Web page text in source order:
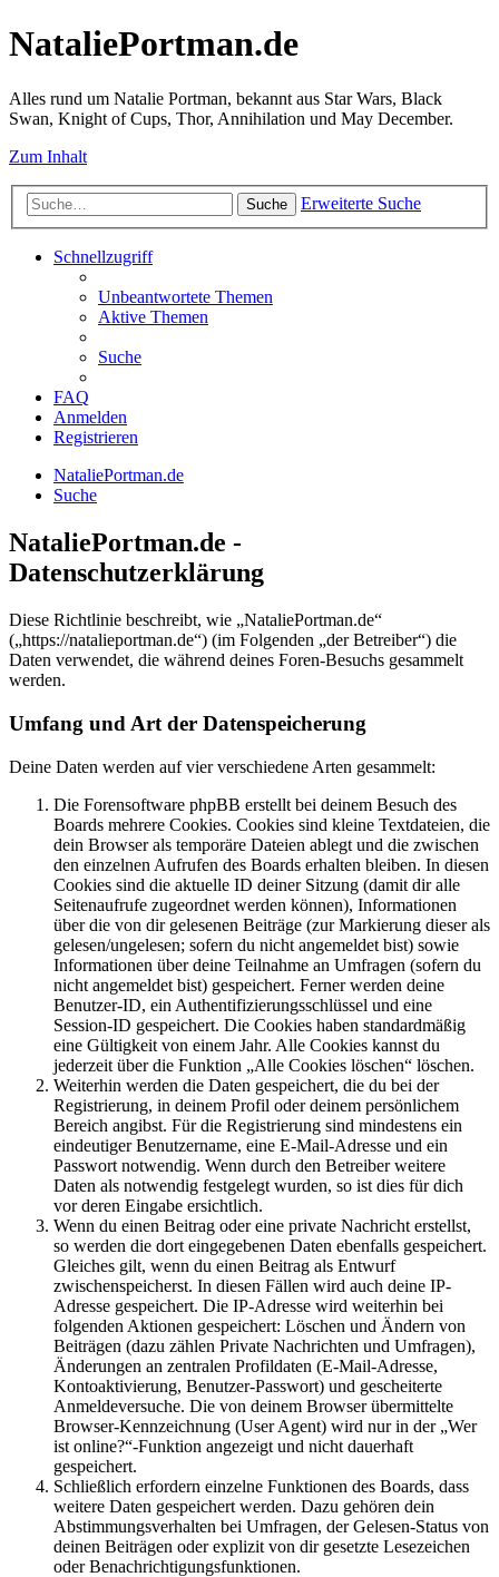
NataliePortman.de
Alles rund um Natalie Portman, bekannt aus Star Wars, Black
Swan, Knight of Cups, Thor, Annihilation und May December.
Zum Inhalt
Suche Erweiterte Suche
Schnellzugriff
Unbeantwortete Themen
Aktive Themen
Suche
FAQ
Anmelden
Registrieren
NataliePortman.de
Suche
NataliePortman.de -
Datenschutzerklärung
Diese Richtlinie beschreibt, wie „NataliePortman.de“
(„https://natalieportman.de“) (im Folgenden „der Betreiber“) die
Daten verwendet, die während deines Foren-Besuchs gesammelt
werden.
Umfang und Art der Datenspeicherung
Deine Daten werden auf vier verschiedene Arten gesammelt:
Die Forensoftware phpBB erstellt bei deinem Besuch des
Boards mehrere Cookies. Cookies sind kleine Textdateien, die
dein Browser als temporäre Dateien ablegt und die zwischen
den einzelnen Aufrufen des Boards erhalten bleiben. In diesen
Cookies sind die aktuelle ID deiner Sitzung (damit dir alle
Seitenaufrufe zugeordnet werden können), Informationen
über die von dir gelesenen Beiträge (zur Markierung dieser als
gelesen/ungelesen; sofern du nicht angemeldet bist) sowie
Informationen über deine Teilnahme an Umfragen (sofern du
nicht angemeldet bist) gespeichert. Ferner werden deine
Benutzer-ID, ein Authentifizierungsschlüssel und eine
Session-ID gespeichert. Die Cookies haben standardmäßig
eine Gültigkeit von einem Jahr. Alle Cookies kannst du
jederzeit über die Funktion „Alle Cookies löschen“ löschen.
Weiterhin werden die Daten gespeichert, die du bei der
Registrierung, in deinem Profil oder deinem persönlichem
Bereich angibst. Für die Registrierung sind mindestens ein
eindeutiger Benutzername, eine E-Mail-Adresse und ein
Passwort notwendig. Wenn durch den Betreiber weitere
Daten als notwendig festgelegt wurden, so ist dies für dich
vor deren Eingabe ersichtlich.
Wenn du einen Beitrag oder eine private Nachricht erstellst,
so werden die dort eingegebenen Daten ebenfalls gespeichert.
Gleiches gilt, wenn du einen Beitrag als Entwurf
zwischenspeicherst. In diesen Fällen wird auch deine IP-
Adresse gespeichert. Die IP-Adresse wird weiterhin bei
folgenden Aktionen gespeichert: Löschen und Ändern von
Beiträgen (dazu zählen Private Nachrichten und Umfragen),
Änderungen an zentralen Profildaten (E-Mail-Adresse,
Kontoaktivierung, Benutzer-Passwort) und gescheiterte
Anmeldeversuche. Die von deinem Browser übermittelte
Browser-Kennzeichnung (User Agent) wird nur in der „Wer
ist online?“-Funktion angezeigt und nicht dauerhaft
gespeichert.
Schließlich erfordern einzelne Funktionen des Boards, dass
weitere Daten gespeichert werden. Dazu gehören dein
Abstimmungsverhalten bei Umfragen, der Gelesen-Status von
deinen Beiträgen oder explizit von dir gesetzte Lesezeichen
oder Benachrichtigungsfunktionen.